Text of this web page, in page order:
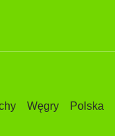
Węgry Polska